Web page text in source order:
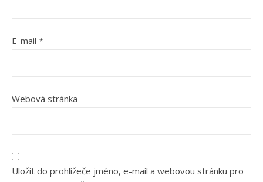
E-mail *
Webová stránka
Uložit do prohlížeče jméno, e-mail a webovou stránku pro